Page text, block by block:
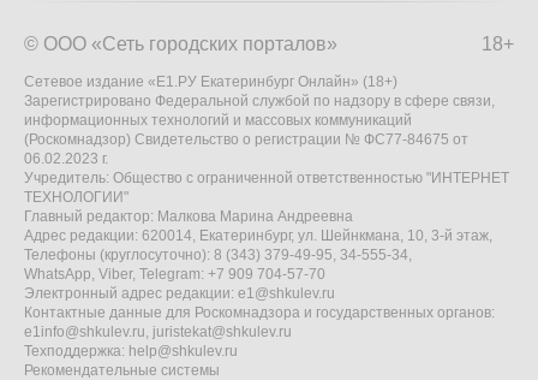
18+
© ООО «Сеть городских порталов»
Сетевое издание «Е1.РУ Екатеринбург Онлайн» (18+)
Зарегистрировано Федеральной службой по надзору в сфере связи,
информационных технологий и массовых коммуникаций
(Роскомнадзор) Свидетельство о регистрации № ФС77-84675 от
06.02.2023 г.
Учредитель: Общество с ограниченной ответственностью "ИНТЕРНЕТ
ТЕХНОЛОГИИ"
Главный редактор: Малкова Марина Андреевна
Адрес редакции: 620014, Екатеринбург, ул. Шейнкмана, 10, 3-й этаж,
Телефоны (круглосуточно): 8 (343) 379-49-95, 34-555-34,
WhatsApp, Viber, Telegram: +7 909 704-57-70
Электронный адрес редакции: e1@shkulev.ru
Контактные данные для Роскомнадзора и государственных органов:
e1info@shkulev.ru, juristekat@shkulev.ru
Техподдержка: help@shkulev.ru
Рекомендательные системы